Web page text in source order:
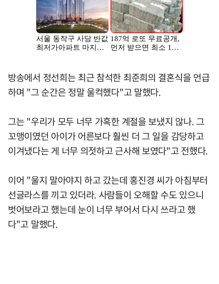
방송에서 정선희는 최근 참석한 최준희의 결혼식을 언급
하며 "그 순간은 정말 울컥했다"고 말했다.
그는 "우리가 모두 너무 가혹한 계절을 보냈지 않나. 그
꼬맹이였던 아이가 어른보다 훨씬 더 그 일을 감당하고
이겨냈다는 게 너무 의젓하고 근사해 보였다"고 전했다.
이어 "울지 말아야지 하고 갔는데 홍진경 씨가 아침부터
선글라스를 끼고 있더라. 사람들이 오해할 수도 있으니
벗어보라고 했는데 눈이 너무 부어서 다시 쓰라고 했
다"고 말했다.